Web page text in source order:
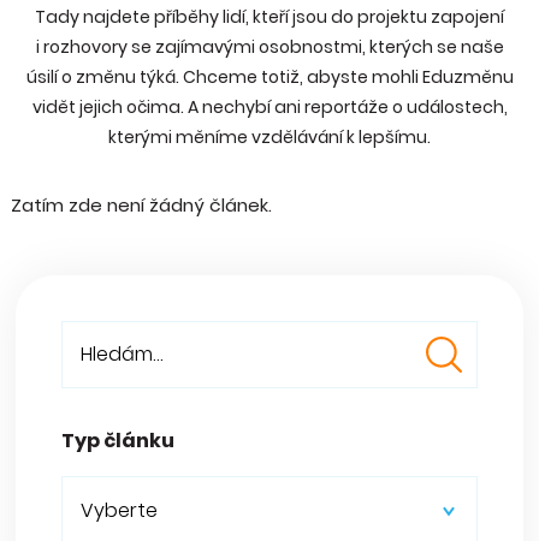
Tady najdete příběhy lidí, kteří jsou do projektu zapojení
i rozhovory se zajímavými osobnostmi, kterých se naše
úsilí o změnu týká. Chceme totiž, abyste mohli Eduzměnu
vidět jejich očima. A nechybí ani reportáže o událostech,
kterými měníme vzdělávání k lepšímu.
Zatím zde není žádný článek.
Typ článku
Vyberte